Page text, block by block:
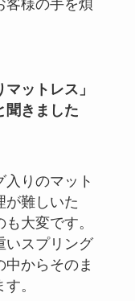
客様の手を煩
ットレス」
聞きました
入りのマット
が難しいた
大変です。
いスプリング
中からそのま
。